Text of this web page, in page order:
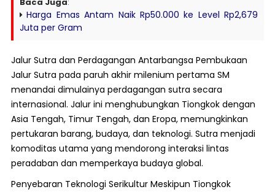
Harga Emas Antam Naik Rp50.000 ke Level Rp2,679
Juta per Gram
Jalur Sutra dan Perdagangan Antarbangsa Pembukaan
Jalur Sutra pada paruh akhir milenium pertama SM
menandai dimulainya perdagangan sutra secara
internasional. Jalur ini menghubungkan Tiongkok dengan
Asia Tengah, Timur Tengah, dan Eropa, memungkinkan
pertukaran barang, budaya, dan teknologi. Sutra menjadi
komoditas utama yang mendorong interaksi lintas
peradaban dan memperkaya budaya global.
Penyebaran Teknologi Serikultur Meskipun Tiongkok